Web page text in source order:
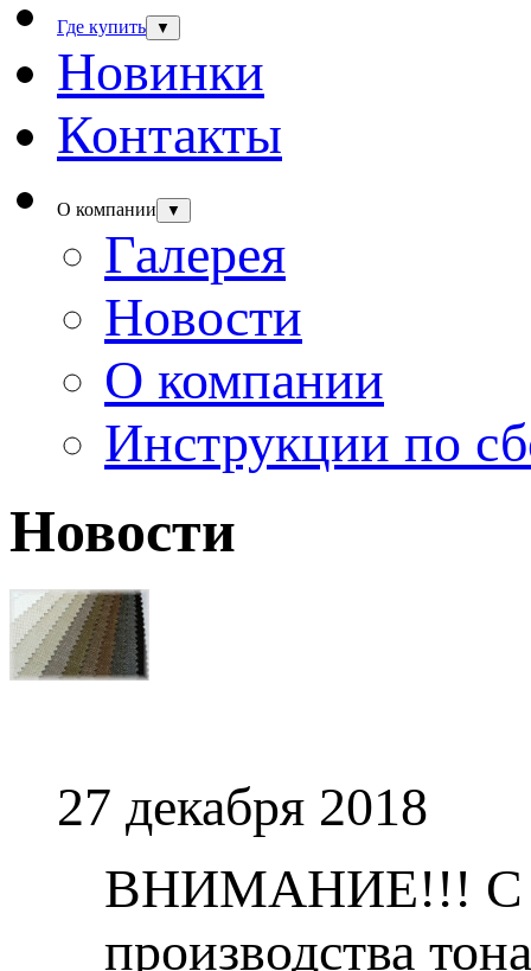
Где купить ▼
Новинки
Контакты
О компании ▼
Галерея
Новости
О компании
Инструкции по
Новости
27 декабря 2018
ВНИМАНИЕ!!! С 1
производства